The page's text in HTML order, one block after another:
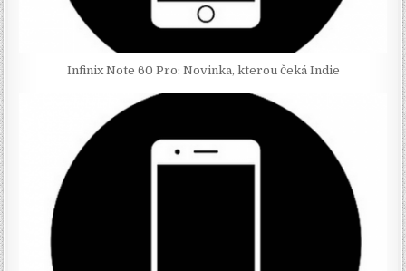
Infinix Note 60 Pro: Novinka, kterou čeká Indie